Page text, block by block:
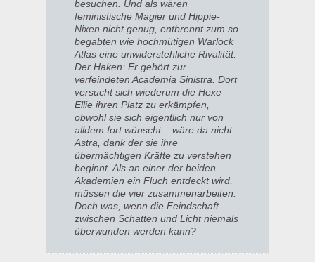
besuchen. Und als wären
feministische Magier und Hippie-
Nixen nicht genug, entbrennt zum so
begabten wie hochmütigen Warlock
Atlas eine unwiderstehliche Rivalität.
Der Haken: Er gehört zur
verfeindeten Academia Sinistra. Dort
versucht sich wiederum die Hexe
Ellie ihren Platz zu erkämpfen,
obwohl sie sich eigentlich nur von
alldem fort wünscht – wäre da nicht
Astra, dank der sie ihre
übermächtigen Kräfte zu verstehen
beginnt. Als an einer der beiden
Akademien ein Fluch entdeckt wird,
müssen die vier zusammenarbeiten.
Doch was, wenn die Feindschaft
zwischen Schatten und Licht niemals
überwunden werden kann?